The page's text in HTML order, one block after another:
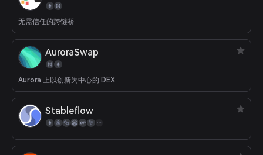
无需信任的跨链桥
AuroraSwap
Aurora 上以创新为中心的 DEX
Stableflow